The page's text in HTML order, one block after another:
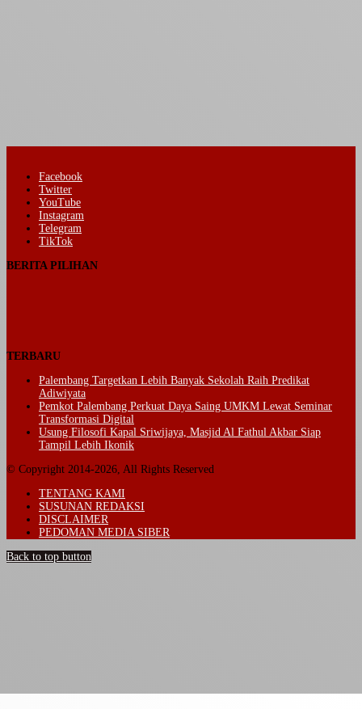
Facebook
Twitter
YouTube
Instagram
Telegram
TikTok
BERITA PILIHAN
TERBARU
Palembang Targetkan Lebih Banyak Sekolah Raih Predikat
Adiwiyata
Pemkot Palembang Perkuat Daya Saing UMKM Lewat Seminar
Transformasi Digital
Usung Filosofi Kapal Sriwijaya, Masjid Al Fathul Akbar Siap
Tampil Lebih Ikonik
© Copyright 2014-2026, All Rights Reserved
TENTANG KAMI
SUSUNAN REDAKSI
DISCLAIMER
PEDOMAN MEDIA SIBER
Back to top button